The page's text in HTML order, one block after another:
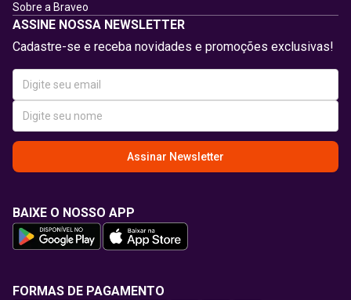
Sobre a Braveo
ASSINE NOSSA NEWSLETTER
Cadastre-se e receba novidades e promoções exclusivas!
Assinar Newsletter
BAIXE O NOSSO APP
FORMAS DE PAGAMENTO